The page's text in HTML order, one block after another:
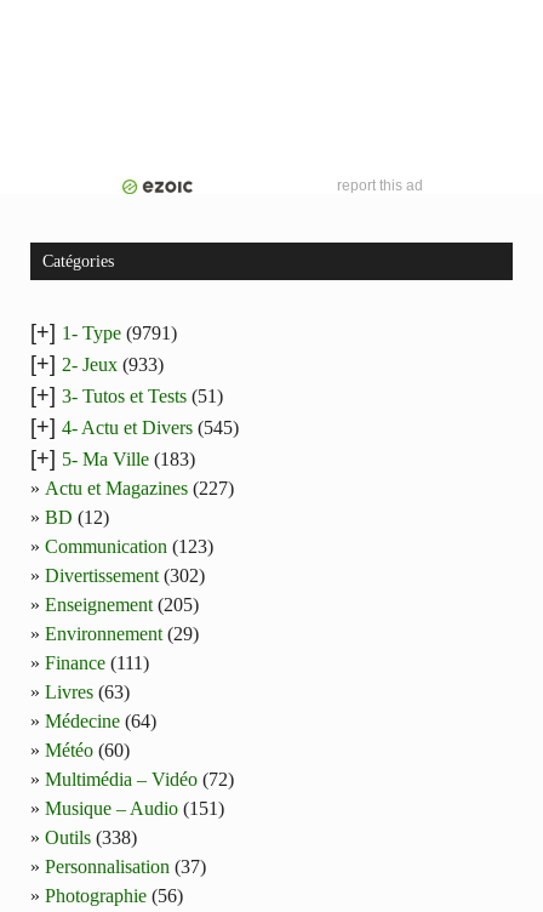
report this ad
Catégories
[+] 1- Type (9791)
[+] 2- Jeux (933)
[+] 3- Tutos et Tests (51)
[+] 4- Actu et Divers (545)
[+] 5- Ma Ville (183)
Actu et Magazines (227)
BD (12)
Communication (123)
Divertissement (302)
Enseignement (205)
Environnement (29)
Finance (111)
Livres (63)
Médecine (64)
Météo (60)
Multimédia – Vidéo (72)
Musique – Audio (151)
Outils (338)
Personnalisation (37)
Photographie (56)